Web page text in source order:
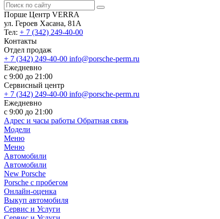
Порше Центр VERRA
ул. Героев Хасана, 81А
Тел: + 7 (342) 249-40-00
Контакты
Отдел продаж
+ 7 (342) 249-40-00 info@porsche-perm.ru
Ежедневно
с 9:00 до 21:00
Сервисный центр
+ 7 (342) 249-40-00 info@porsche-perm.ru
Ежедневно
с 9:00 до 21:00
Адрес и часы работы Обратная связь
Модели
Меню
Меню
Автомобили
Автомобили
New Porsche
Porsche с пробегом
Онлайн-оценка
Выкуп автомобиля
Сервис и Услуги